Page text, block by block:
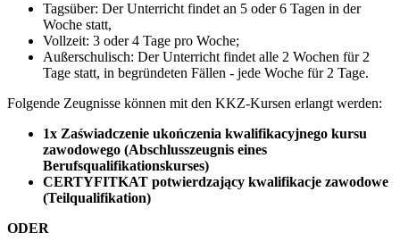
Tagsüber: Der Unterricht findet an 5 oder 6 Tagen in der
Woche statt,
Vollzeit: 3 oder 4 Tage pro Woche;
Außerschulisch: Der Unterricht findet alle 2 Wochen für 2
Tage statt, in begründeten Fällen - jede Woche für 2 Tage.
Folgende Zeugnisse können mit den KKZ-Kursen erlangt werden:
1x Zaświadczenie ukończenia kwalifikacyjnego kursu
zawodowego (Abschlusszeugnis eines
Berufsqualifikationskurses)
CERTYFITKAT potwierdzający kwalifikacje zawodowe
(Teilqualifikation)
ODER